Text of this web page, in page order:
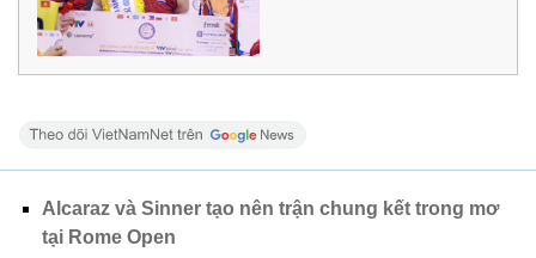
Alcaraz và Sinner tạo nên trận chung kết trong mơ
tại Rome Open